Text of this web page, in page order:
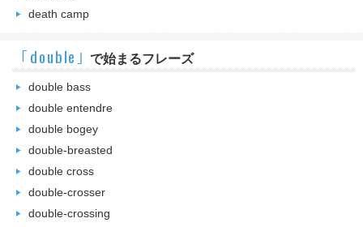
death camp
｢double｣ で始まるフレーズ
double bass
double entendre
double bogey
double-breasted
double cross
double-crosser
double-crossing